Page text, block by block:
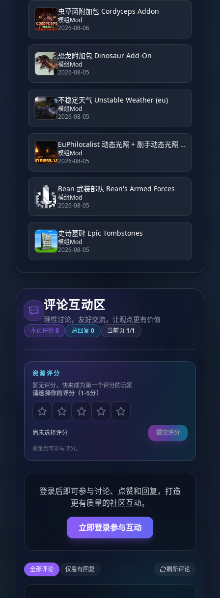
虫草菌附加包 Cordyceps Addon
模组Mod
2026-08-06
恐龙附加包 Dinosaur Add-On
模组Mod
2026-08-05
不稳定天气 Unstable Weather (eu)
模组Mod
2026-08-05
EuPhilocalist 动态光照 + 副手动态光照 EuPhilocalist Dynamic Light + Offhand Dynamic Light
模组Mod
2026-08-05
Bean 武装部队 Bean's Armed Forces
模组Mod
2026-08-05
史诗墓碑 Epic Tombstones
模组Mod
2026-08-05
评论互动区
理性讨论，友好交流，让观点更有价值
本页评论0 总回复 0 当前页 1/1
资源评分
暂无评分，快来成为第一个评分的玩家
请选择你的评分（1-5分）
尚未选择评分 提交评分
登录后可参与评分。
登录后即可参与讨论、点赞和回复，打造
更有质量的社区互动。
立即登录参与互动
全部评论 仅看有回复 刷新评论